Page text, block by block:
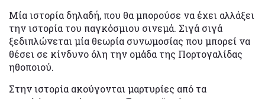
Μία ιστορία δηλαδή, που θα μπορούσε να έχει αλλάξει
την ιστορία του παγκόσμιου σινεμά. Σιγά σιγά
ξεδιπλώνεται μία θεωρία συνωμοσίας που μπορεί να
θέσει σε κίνδυνο όλη την ομάδα της Πορτογαλίδας
ηθοποιού.
Στην ιστορία ακούγονται μαρτυρίες από τα